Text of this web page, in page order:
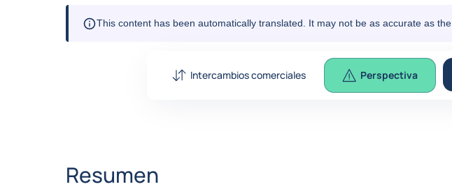
This content has been automatically translated. It may not be as accurate as the
Intercambios comerciales Perspectiva
Resumen